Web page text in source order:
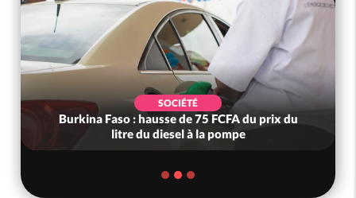
SOCIÉTÉ
Burkina Faso : hausse de 75 FCFA du prix du
litre du diesel à la pompe